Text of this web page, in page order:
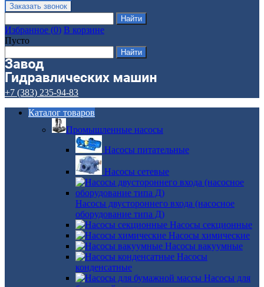
Избранное (0) В корзине
Пусто
+7 (383) 235-94-83
Каталог товаров
Промышленные насосы
Насосы питательные
Насосы сетевые
Насосы двустороннего входа (насосное
оборудование типа Д)
Насосы секционные
Насосы химические
Насосы вакуумные
Насосы
конденсатные
Насосы для